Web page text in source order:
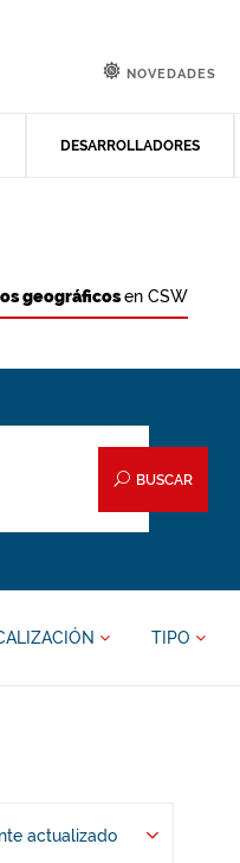
DESARROLLADORES
NOVEDADES
geográficosen CSW
BUSCAR
TIPO
actualizado